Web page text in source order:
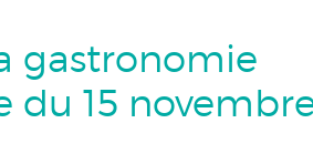
gastronomie
du 15